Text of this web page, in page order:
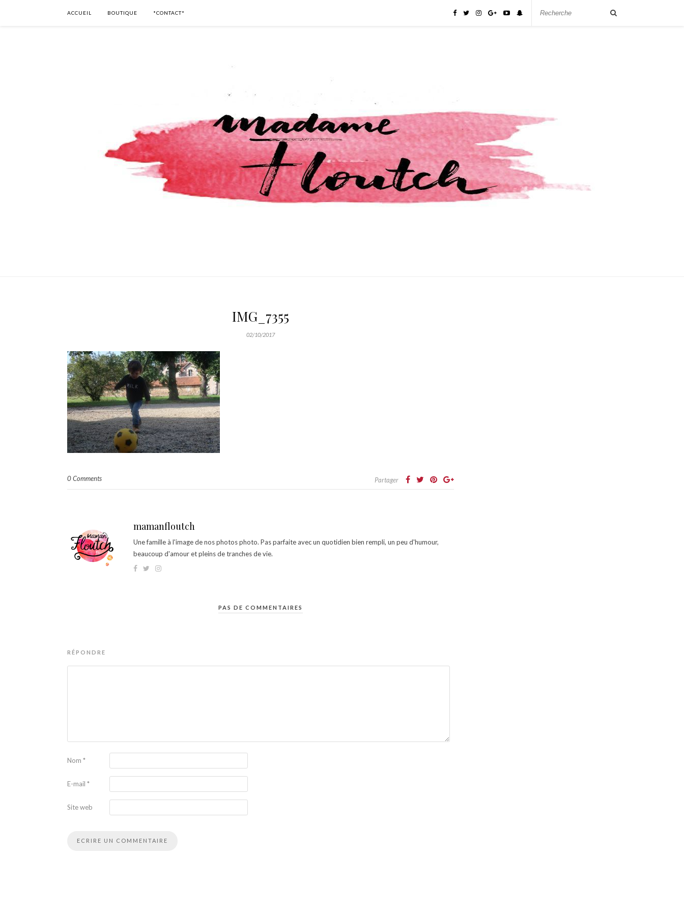
ACCUEIL BOUTIQUE *CONTACT*
IMG_7355
02/10/2017
0 Comments Partager
mamanfloutch
Une famille à l'image de nos photos photo. Pas parfaite avec un quotidien bien rempli, un peu d'humour,
beaucoup d'amour et pleins de tranches de vie.
PAS DE COMMENTAIRES
RÉPONDRE
Nom *
E-mail *
Site web